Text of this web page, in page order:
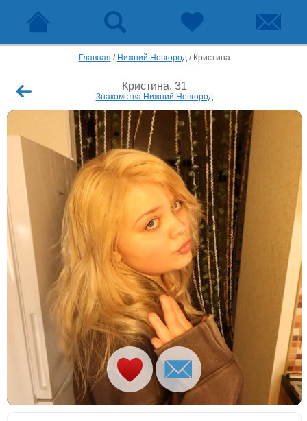
Главная / Нижний Новгород/ Кристина
Кристина, 31
Знакомства Нижний Новгород